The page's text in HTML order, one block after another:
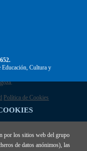
por los sitios web del grupo
de datos anónimos), las
Educación, Cultura y
Política de Cookies